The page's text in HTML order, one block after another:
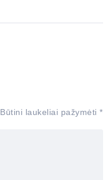
Būtini laukeliai pažymėti *